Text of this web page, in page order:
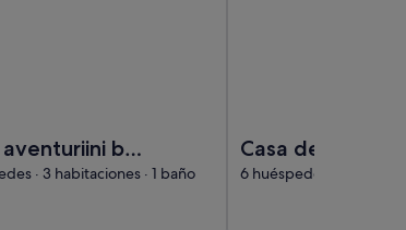
aventuriini by
· 3 habitaciones · 1 baño
Casa de
Repo by
6 huéspedes · 2